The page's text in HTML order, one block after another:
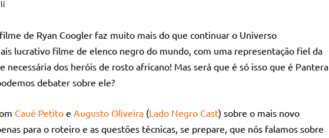
de Ryan Coogler faz muito mais do que continuar o Universo
lucrativo filme de elenco negro do mundo, com uma representação fiel da
dos heróis de rosto africano! Mas será que é só isso que é Pantera
debater sobre ele?
Cauê Petito e Augusto Oliveira (Lado Negro Cast) sobre o mais novo
para o roteiro e as questões técnicas, se prepare, que nós falamos sobre